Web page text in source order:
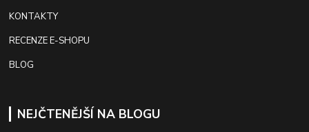
KONTAKTY
RECENZE E-SHOPU
BLOG
NEJČTENĚJŠÍ NA BLOGU